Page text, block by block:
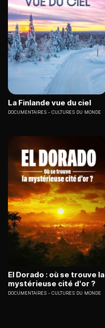
La Finlande vue du ciel
DOCUMENTAIRES CULTURES DU MONDE
El Dorado : où se trouve la
mystérieuse cité d'or ?
DOCUMENTAIRES CULTURES DU MONDE